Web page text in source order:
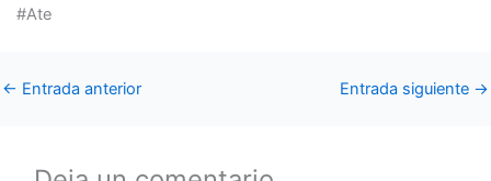
#Ate
← Entrada anterior Entrada siguiente →